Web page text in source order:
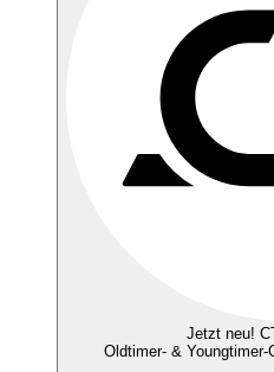
Jetzt neu!
Oldtimer- &